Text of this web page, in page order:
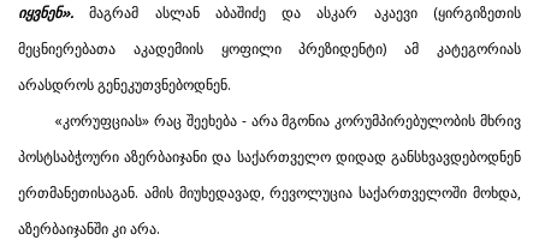
იყვნენ». მაგრამ ასლან აბაშიძე და ასკარ აკაევი (ყირგიზეთის
მეცნიერებათა აკადემიის ყოფილი პრეზიდენტი) ამ კატეგორიას
არასდროს გენეკუთვნებოდნენ.
«კორუფციას» რაც შეეხება - არა მგონია კორუმპირებულობის მხრივ
პოსტსაბჭოური აზერბაიჯანი და საქართველო დიდად განსხვავდებოდნენ
ერთმანეთისაგან. ამის მიუხედავად, რევოლუცია საქართველოში მოხდა,
აზერბაიჯანში კი არა.